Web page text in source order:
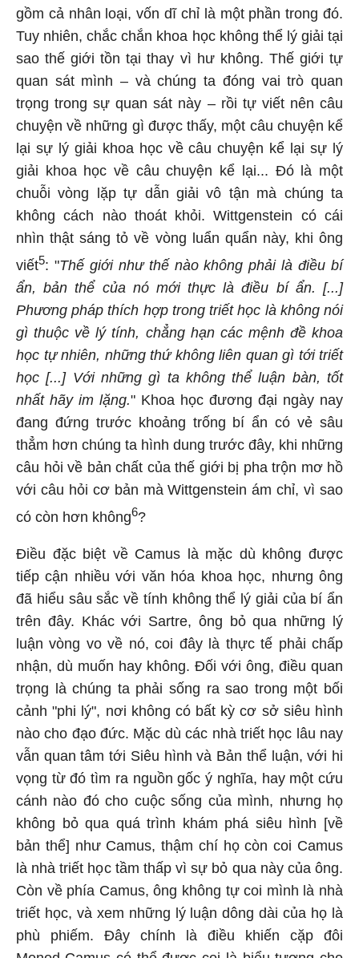
gồm cả nhân loại, vốn dĩ chỉ là một phần trong đó.
Tuy nhiên, chắc chắn khoa học không thể lý giải tại
sao thế giới tồn tại thay vì hư không. Thế giới tự
quan sát mình – và chúng ta đóng vai trò quan
trọng trong sự quan sát này – rồi tự viết nên câu
chuyện về những gì được thấy, một câu chuyện kể
lại sự lý giải khoa học về câu chuyện kể lại sự lý
giải khoa học về câu chuyện kể lại... Đó là một
chuỗi vòng lặp tự dẫn giải vô tận mà chúng ta
không cách nào thoát khỏi. Wittgenstein có cái
nhìn thật sáng tỏ về vòng luẩn quẩn này, khi ông
viết5: "Thế giới như thế nào không phải là điều bí
ẩn, bản thể của nó mới thực là điều bí ẩn. [...]
Phương pháp thích hợp trong triết học là không nói
gì thuộc về lý tính, chẳng hạn các mệnh đề khoa
học tự nhiên, những thứ không liên quan gì tới triết
học [...] Với những gì ta không thể luận bàn, tốt
nhất hãy im lặng." Khoa học đương đại ngày nay
đang đứng trước khoảng trống bí ẩn có vẻ sâu
thẳm hơn chúng ta hình dung trước đây, khi những
câu hỏi về bản chất của thế giới bị pha trộn mơ hồ
với câu hỏi cơ bản mà Wittgenstein ám chỉ, vì sao
có còn hơn không6?
Điều đặc biệt về Camus là mặc dù không được
tiếp cận nhiều với văn hóa khoa học, nhưng ông
đã hiểu sâu sắc về tính không thể lý giải của bí ẩn
trên đây. Khác với Sartre, ông bỏ qua những lý
luận vòng vo về nó, coi đây là thực tế phải chấp
nhận, dù muốn hay không. Đối với ông, điều quan
trọng là chúng ta phải sống ra sao trong một bối
cảnh "phi lý", nơi không có bất kỳ cơ sở siêu hình
nào cho đạo đức. Mặc dù các nhà triết học lâu nay
vẫn quan tâm tới Siêu hình và Bản thể luận, với hi
vọng từ đó tìm ra nguồn gốc ý nghĩa, hay một cứu
cánh nào đó cho cuộc sống của mình, nhưng họ
không bỏ qua quá trình khám phá siêu hình [về
bản thể] như Camus, thậm chí họ còn coi Camus
là nhà triết học tầm thấp vì sự bỏ qua này của ông.
Còn về phía Camus, ông không tự coi mình là nhà
triết học, và xem những lý luận dông dài của họ là
phù phiếm. Đây chính là điều khiến cặp đôi